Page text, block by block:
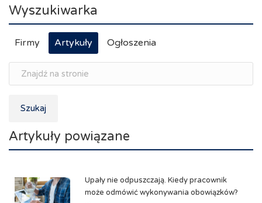
Wyszukiwarka
Firmy Artykuły Ogłoszenia
Szukaj
Artykuły powiązane
Upały nie odpuszczają. Kiedy pracownik
może odmówić wykonywania obowiązków?